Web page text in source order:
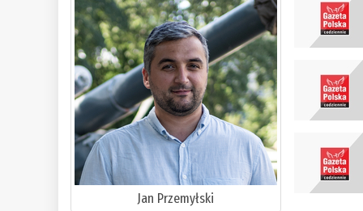
Jan Przemyłski